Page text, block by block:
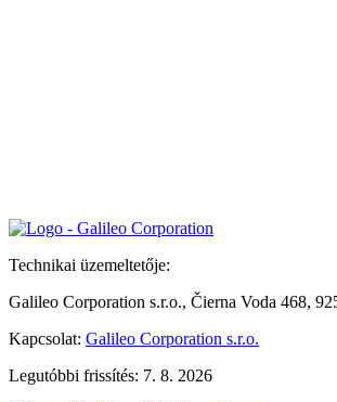
Technikai üzemeltetője:
Galileo Corporation s.r.o., Čierna Voda 468,
Kapcsolat: Galileo Corporation s.r.o.
Legutóbbi frissítés: 7. 8. 2026